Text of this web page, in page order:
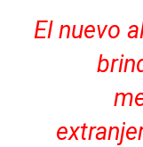
El nuevo